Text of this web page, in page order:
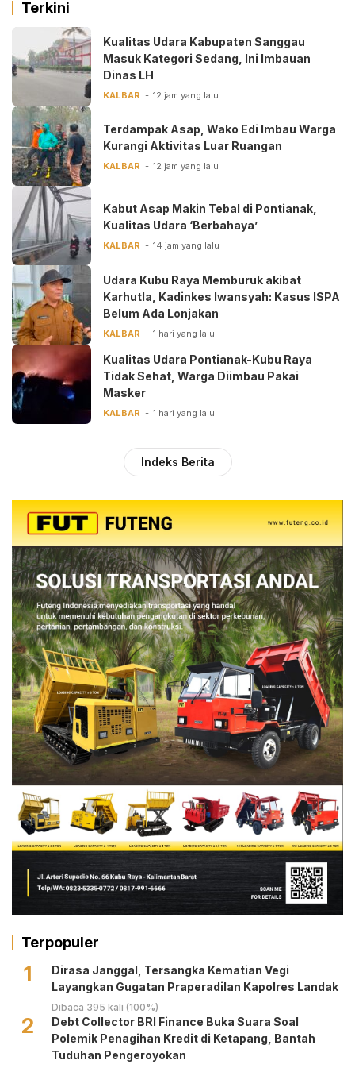
Terkini
Kualitas Udara Kabupaten Sanggau
Masuk Kategori Sedang, Ini Imbauan
Dinas LH
KALBAR 12 jam yang lalu
Terdampak Asap, Wako Edi Imbau Warga
Kurangi Aktivitas Luar Ruangan
KALBAR 12 jam yang lalu
Kabut Asap Makin Tebal di Pontianak,
Kualitas Udara ‘Berbahaya’
KALBAR 14 jam yang lalu
Udara Kubu Raya Memburuk akibat
Karhutla, Kadinkes Iwansyah: Kasus ISPA
Belum Ada Lonjakan
KALBAR 1 hari yang lalu
Kualitas Udara Pontianak-Kubu Raya
Tidak Sehat, Warga Diimbau Pakai
Masker
KALBAR 1 hari yang lalu
Indeks Berita
Terpopuler
1
Dirasa Janggal, Tersangka Kematian Vegi
Layangkan Gugatan Praperadilan Kapolres Landak
Dibaca 395 kali (100%)
2
Debt Collector BRI Finance Buka Suara Soal
Polemik Penagihan Kredit di Ketapang, Bantah
Tuduhan Pengeroyokan